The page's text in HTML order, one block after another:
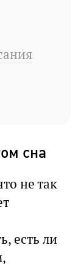
сна
не так
есть ли